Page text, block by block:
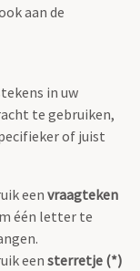
aan de
in uw
te gebruiken,
of juist
eenvraagteken
één letter te
eensterretje (*)